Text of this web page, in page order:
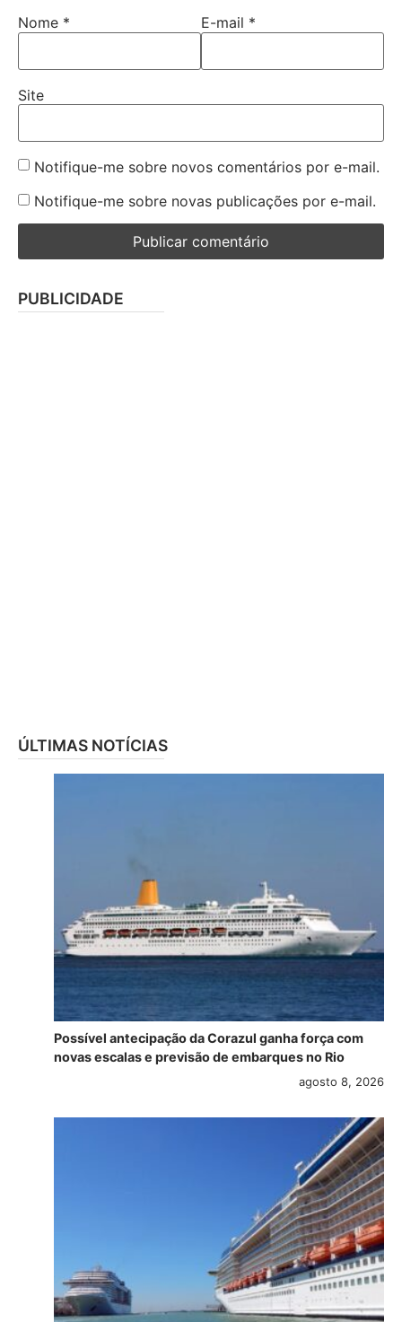
Nome * E-mail *
Site
Notifique-me sobre novos comentários por e-mail.
Notifique-me sobre novas publicações por e-mail.
PUBLICIDADE
ÚLTIMAS NOTÍCIAS
Possível antecipação da Corazul ganha força com
novas escalas e previsão de embarques no Rio
agosto 8, 2026